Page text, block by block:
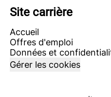
Site carrière
Accueil
Offres d'emploi
Données et
Gérer les cookies